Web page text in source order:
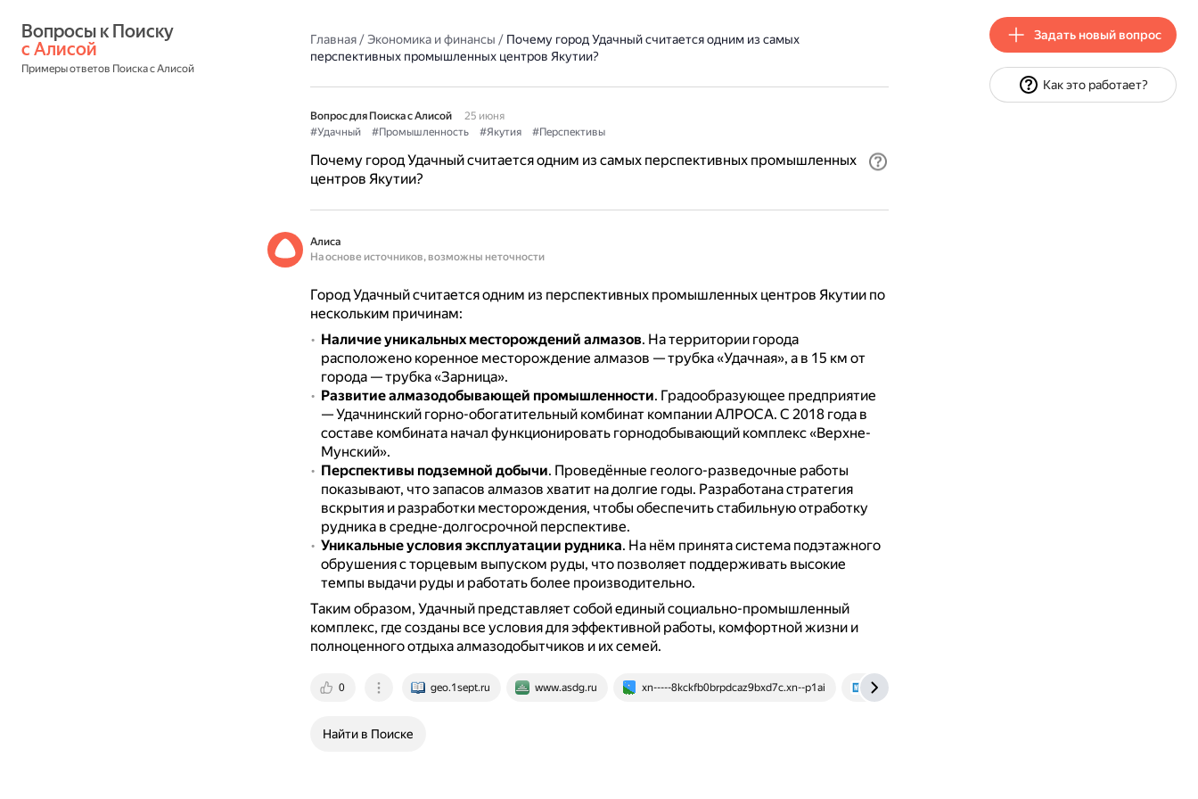
с Алисой
Примеры ответов Поиска с Алисой
Главная/Экономика и финансы / Почему город Удачный считается одним из самых
перспективных промышленных центров Якутии?
Вопрос для Поиска с Алисой
25 июня
#Удачный
#Промышленность #Якутия #Перспективы
Почему город Удачный считается одним из самых перспективных промышленных
центров Якутии?
Алиса
На основе источников, возможны неточности
Город Удачный считается одним из перспективных промышленных центров Якутии по
нескольким причинам:
Наличие уникальных месторождений алмазов. На территории города
расположено коренное месторождение алмазов — трубка «Удачная», а в 15 км от
города — трубка «Зарница».
Развитие алмазодобывающей промышленности. Градообразующее предприятие
— Удачнинский горно-обогатительный комбинат компании АЛРОСА. С 2018 года в
составе комбината начал функционировать горнодобывающий комплекс «Верхне-
Мунский».
Перспективы подземной добычи. Проведённые геолого-разведочные работы
показывают, что запасов алмазов хватит на долгие годы. Разработана стратегия
вскрытия и разработки месторождения, чтобы обеспечить стабильную отработку
рудника в средне-долгосрочной перспективе.
Уникальные условия эксплуатации рудника. На нём принята система подэтажного
обрушения с торцевым выпуском руды, что позволяет поддерживать высокие
темпы выдачи руды и работать более производительно.
Таким образом, Удачный представляет собой единый социально-промышленный
комплекс, где созданы все условия для эффективной работы, комфортной жизни и
полноценного отдыха алмазодобытчиков и их семей.
0 geo.1sept.ru www.asdg.ru xn-----8kckfb0brpdcaz9bxd7c.xn--p1ai www.mirrab.ru
Найти в Поиске
Задать новый вопрос
Как это работает?